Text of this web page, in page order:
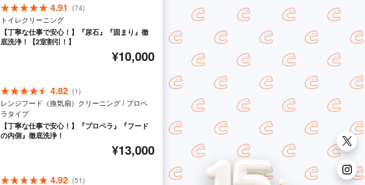
4.91 (74)
トイレクリーニング
【丁寧な仕事で安心！】『尿石』『固まり』徹
底洗浄！【2室割引！】
¥10,000
4.82 (1)
レンジフード（換気扇）クリーニング / プロペ
ラタイプ
【丁寧な仕事で安心！】『プロペラ』『フード
の内側』徹底洗浄！
¥13,000
4.92 (51)